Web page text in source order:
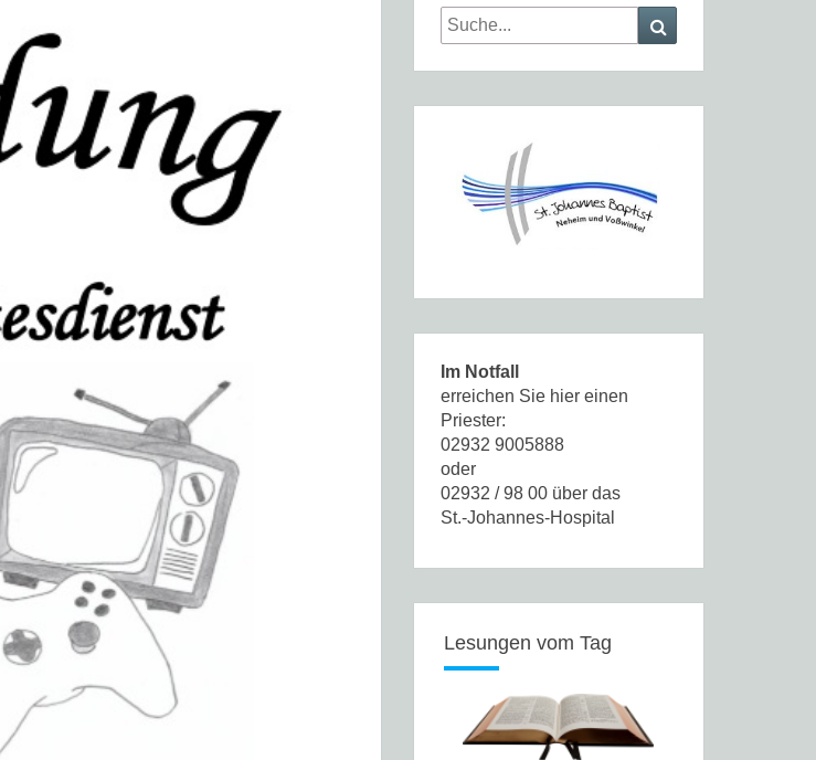
Search
for:
Im Notfall
erreichen Sie hier einen
Priester:
02932 9005888
oder
02932 / 98 00 über das
St.-Johannes-Hospital
Lesungen vom Tag